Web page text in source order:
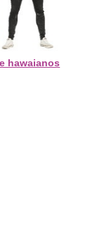
hawaianos